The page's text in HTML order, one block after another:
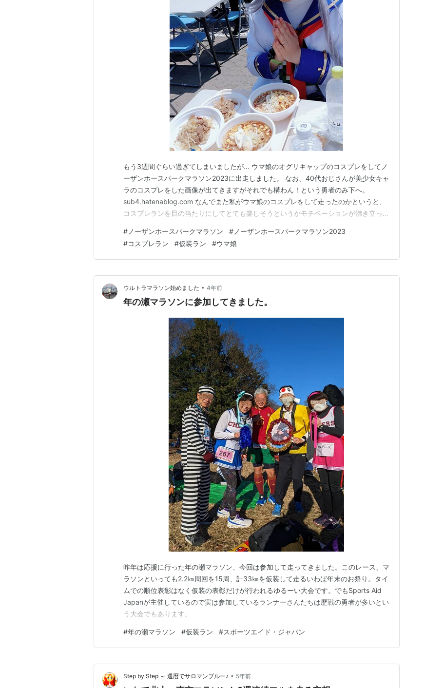
もう3週間ぐらい過ぎてしまいましたが… ウマ娘のオグリキャップのコスプレをしてノ
ーザンホースパークマラソン2023に出走しました。 なお、40代おじさんが美少女キャ
ラのコスプレをした画像が出てきますがそれでも構わん！という勇者のみ下へ。
sub4.hatenablog.com なんでまた私がウマ娘のコスプレをして走ったのかというと、
コスプレランを目の当たりにしてとても楽しそうというかモチベーションが沸き立った
スパロウで有名なたいがぁさん、あと道マラ2018で見かけたセーラーマーキュリーの
NAOANさんなど、走ってた時…
# ノーザンホースパークマラソン # ノーザンホースパークマラソン2023
#コスプレラン #仮装ラン #ウマ娘
ウルトラマラソン始めました • 4年前
年の瀬マラソンに参加してきました。
昨年は応援に行った年の瀬マラソン、今回は参加して走ってきました。このレース、マ
ラソンといっても2.2㎞周回を15周、計33㎞を仮装して走るいわば年末のお祭り。タイ
ムでの順位表彰はなく仮装の表彰だけが行われるゆるーい大会です。でもSports Aid
Japanが主催しているので実は参加しているランナーさんたちは歴戦の勇者が多いとい
う大会でもあります。
#年の瀬マラソン #仮装ラン #スポーツエイド・ジャパン
Step by Step ～ 還暦でサロマンブルー♪ • 5年前